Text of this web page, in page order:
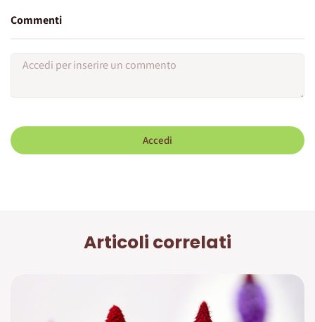
Commenti
Accedi
Articoli correlati